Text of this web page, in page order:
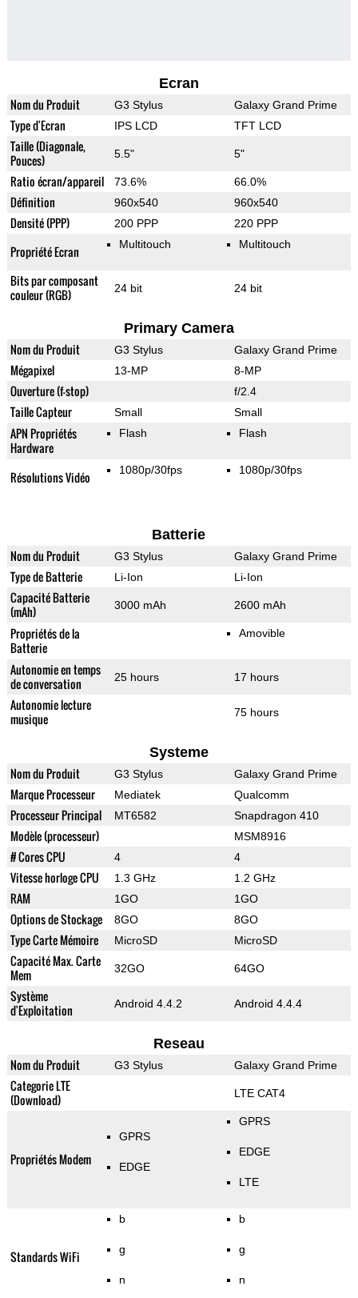
Ecran
Nom du Produit G3 Stylus Galaxy Grand Prime
Type d'Ecran IPS LCD TFT LCD
Taille (Diagonale,
Pouces)
5.5" 5"
Ratio écran/appareil 73.6% 66.0%
Définition 960x540 960x540
Densité (PPP) 200 PPP 220 PPP
Propriété Ecran Multitouch Multitouch
Bits par composant
couleur (RGB)
24 bit 24 bit
Primary Camera
Nom du Produit G3 Stylus Galaxy Grand Prime
Mégapixel 13-MP 8-MP
Ouverture (f-stop) f/2.4
Taille Capteur Small Small
APN Propriétés
Hardware
Flash Flash
Résolutions Vidéo 1080p/30fps 1080p/30fps
Batterie
Nom du Produit G3 Stylus Galaxy Grand Prime
Type de Batterie Li-Ion Li-Ion
Capacité Batterie
(mAh)
3000 mAh 2600 mAh
Propriétés de la
Batterie
Amovible
Autonomie en temps
de conversation
25 hours 17 hours
Autonomie lecture
musique
75 hours
Systeme
Nom du Produit G3 Stylus Galaxy Grand Prime
Marque Processeur Mediatek Qualcomm
Processeur Principal MT6582 Snapdragon 410
Modèle (processeur) MSM8916
# Cores CPU 4 4
Vitesse horloge CPU 1.3 GHz 1.2 GHz
RAM 1GO 1GO
Options de Stockage 8GO 8GO
Type Carte Mémoire MicroSD MicroSD
Capacité Max. Carte
Mem
32GO 64GO
Système
d'Exploitation
Android 4.4.2 Android 4.4.4
Reseau
Nom du Produit G3 Stylus Galaxy Grand Prime
Categorie LTE
(Download)
LTE CAT4
Propriétés Modem
GPRS
EDGE
GPRS
EDGE
LTE
Standards WiFi
b
g
n
b
g
n